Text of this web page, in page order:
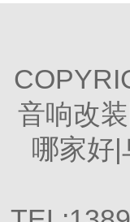
音响改
哪家好